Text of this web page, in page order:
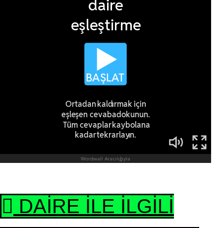
DAİRE İLE İLGİLİ